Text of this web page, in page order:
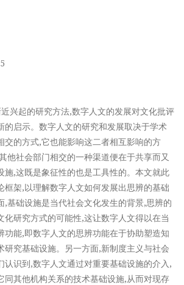
兴起的研究方法,数字人文的发展对文化批评
的启示。数字人文的研究和发展取决于学术
交的方式,它也能影响这二者相互影响的方
他社会部门相交的一种渠道便在于共享而又
施,这既是象征性的也是工具性的。本文就此
框架,以理解数字人文如何发展出思辨的基础
,基础设施是当代社会文化发生的背景,思辨的
化研究方式的可能性,这让数字人文得以在当
功能,即数字人文的思辨功能在于协助塑造知
研究基础设施。另一方面,新制度主义与社会
认识到,数字人文通过对重要基础设施的介入,
同其他机构关系的技术基础设施,从而对现存